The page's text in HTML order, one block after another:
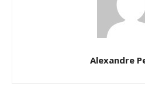
Alexandre